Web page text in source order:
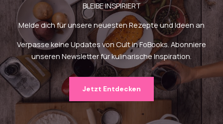
BLEIBE INSPIRIERT
Melde dich für unsere neuesten Rezepte und Ideen an
Verpasse keine Updates von Cult in FoBooks. Abonniere
unseren Newsletter für kulinarische Inspiration.
Jetzt Entdecken